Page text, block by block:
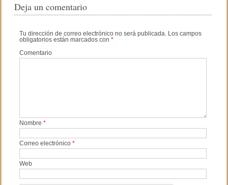
Deja un comentario
Tu dirección de correo electrónico no será publicada. Los campos
obligatorios están marcados con*
Comentario
Nombre*
Correo electrónico*
Web